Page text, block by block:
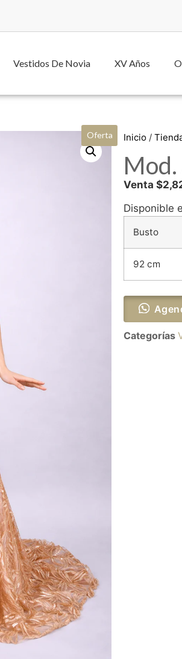
Vestidos De Novia XV Años
Oferta Inicio /
Venta
Disponible
Busto
92 cm
Categorías